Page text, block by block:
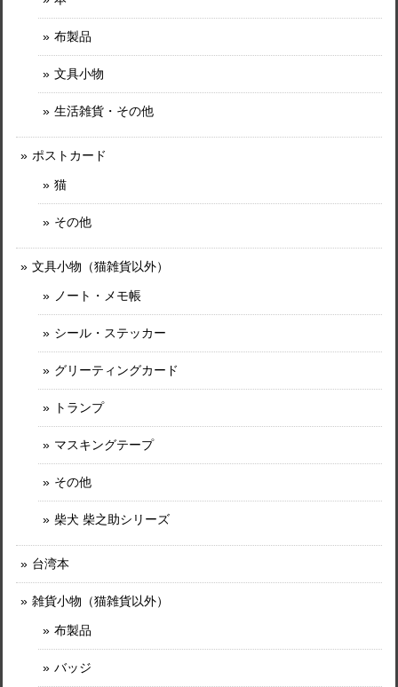
布製品
文具小物
生活雑貨・その他
ポストカード
猫
その他
文具小物（猫雑貨以外）
ノート・メモ帳
シール・ステッカー
グリーティングカード
トランプ
マスキングテープ
その他
柴犬 柴之助シリーズ
台湾本
雑貨小物（猫雑貨以外）
布製品
バッジ